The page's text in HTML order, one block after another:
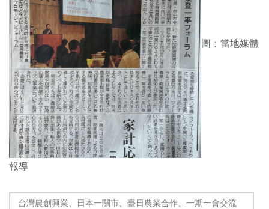
圖：當地媒體
報導
台灣農創興業、日本一關市、臺日農業合作、一期一會交流